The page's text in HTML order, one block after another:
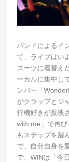
バンドによるイ
て、ライブはい
スーツに着替え
ーカルに集中し
ンバー「
がクラップとジ
行機好きが反映
with me」で再
もステップを踏
で、自分自身を
で、WINは「今